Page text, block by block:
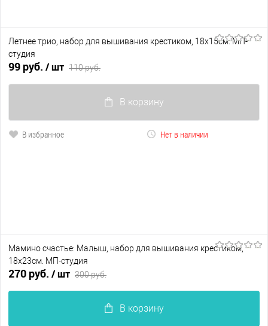
Летнее трио, набор для вышивания крестиком, 18х15см. МП-
студия
99 руб. / шт 110 руб.
В корзину
В избранное Нет в наличии
Мамино счастье: Малыш, набор для вышивания крестиком,
18х23см. МП-студия
270 руб. / шт 300 руб.
В корзину